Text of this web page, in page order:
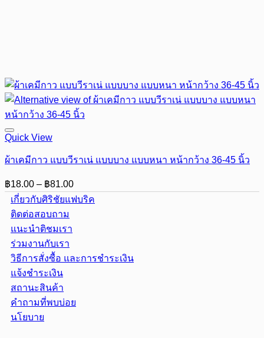
Quick View
ผ้าเคมีกาว แบบวีราเน่ แบบบาง แบบหนา หน้ากว้าง 36-45 นิ้ว
฿18.00 – ฿81.00Price
range:
฿18.00
เกี่ยวกับศิริชัยแฟบริค
ติดต่อสอบถาม
แนะนำติชมเรา
ร่วมงานกับเรา
วิธีการสั่งซื้อ และการชำระเงิน
แจ้งชำระเงิน
สถานะสินค้า
คำถามที่พบบ่อย
นโยบาย